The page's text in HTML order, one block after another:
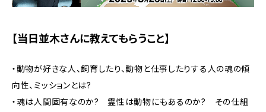
【当日並木さんに教えてもらうこと】
・動物が好きな人、飼育したり、動物と仕事したりする人の魂の傾
向性、ミッションとは?
・魂は人間固有なのか? 霊性は動物にもあるのか? その仕組